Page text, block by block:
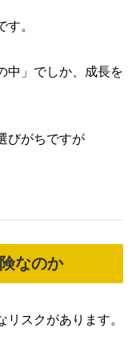
。
中」でしか、成長を
びがちですが
なのか
スクがあります。